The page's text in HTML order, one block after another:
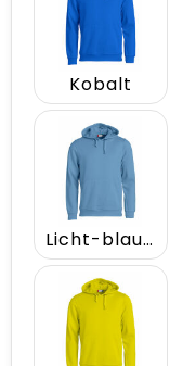
Kobalt
Licht-blauw